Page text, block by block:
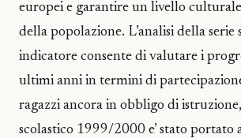
europei e garantire un livello culturale
della popolazione. L’analisi della serie
indicatore consente di valutare i
ultimi anni in termini di
ragazzi ancora in obbligo di
scolastico 1999/2000 e’ stato portato